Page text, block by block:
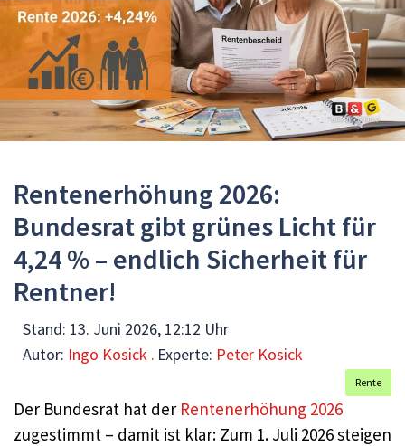
Rentenerhöhung 2026:
Bundesrat gibt grünes Licht für
4,24 % – endlich Sicherheit für
Rentner!
Stand: 13. Juni 2026, 12:12 Uhr
Autor: Ingo Kosick . Experte: Peter Kosick
Rente
Der Bundesrat hat der Rentenerhöhung 2026
zugestimmt – damit ist klar: Zum 1. Juli 2026 steigen